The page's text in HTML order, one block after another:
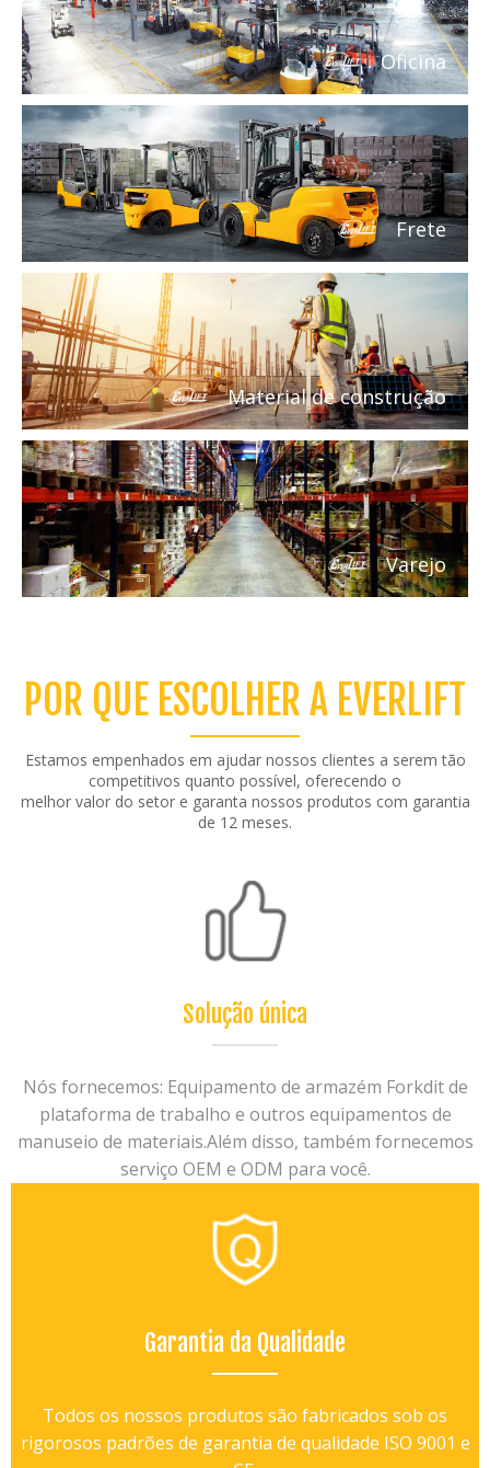
Oficina
Frete
Material de construção
Varejo
POR QUE ESCOLHER A EVERLIFT
Estamos empenhados em ajudar nossos clientes a serem tão
competitivos quanto possível, oferecendo o
melhor valor do setor e garanta nossos produtos com garantia
de 12 meses.
Solução única
Nós fornecemos: Equipamento de armazém Forkdit de
plataforma de trabalho e outros equipamentos de
manuseio de materiais.Além disso, também fornecemos
serviço OEM e ODM para você.
Garantia da Qualidade
Todos os nossos produtos são fabricados sob os
rigorosos padrões de garantia de qualidade ISO 9001 e